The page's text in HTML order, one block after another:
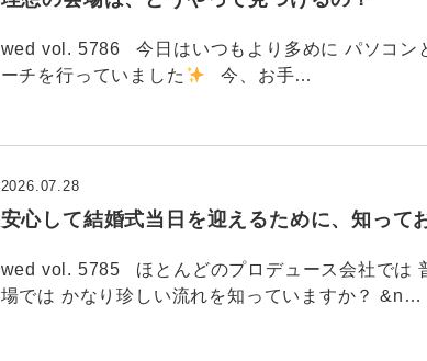
wed vol. 5786 今日はいつもより多めに パソコン
ーチを行っていました
今、お手…
安心して結婚式当日を迎えるために、知って
2026.07.28
wed vol. 5785 ほとんどのプロデュース会社では
場では かなり珍しい流れを知っていますか？ &n…